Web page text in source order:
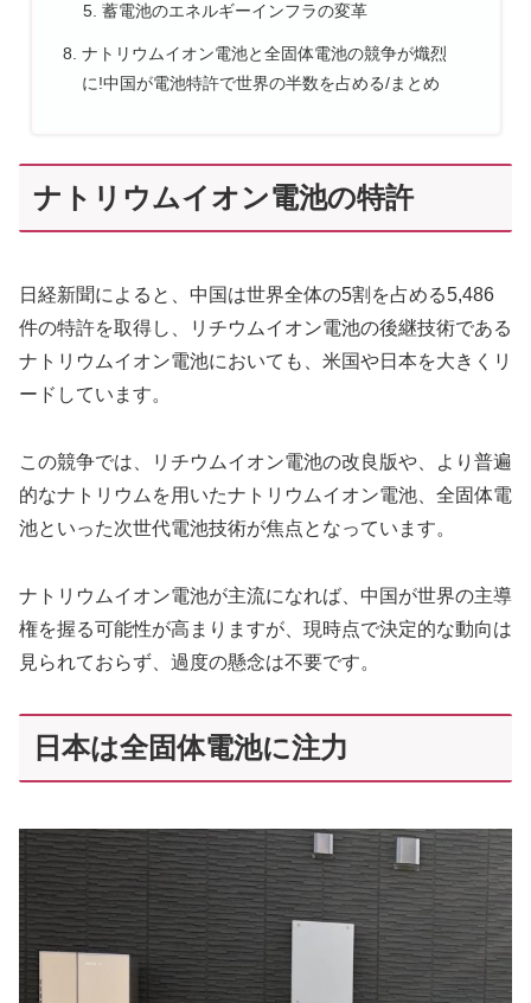
蓄電池のエネルギーインフラの変革
ナトリウムイオン電池と全固体電池の競争が熾烈
に!中国が電池特許で世界の半数を占める/まとめ
ナトリウムイオン電池の特許
日経新聞によると、中国は世界全体の5割を占める5,486
件の特許を取得し、リチウムイオン電池の後継技術である
ナトリウムイオン電池においても、米国や日本を大きくリ
ードしています。
この競争では、リチウムイオン電池の改良版や、より普遍
的なナトリウムを用いたナトリウムイオン電池、全固体電
池といった次世代電池技術が焦点となっています。
ナトリウムイオン電池が主流になれば、中国が世界の主導
権を握る可能性が高まりますが、現時点で決定的な動向は
見られておらず、過度の懸念は不要です。
日本は全固体電池に注力